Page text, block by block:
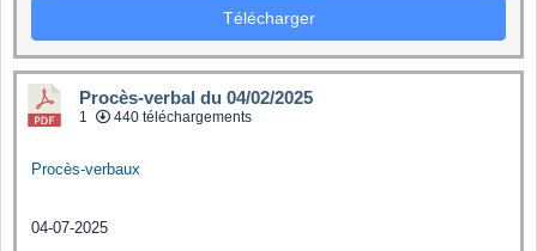
Télécharger
Procès-verbal du 04/02/2025
1 440 téléchargements
Procès-verbaux
04-07-2025